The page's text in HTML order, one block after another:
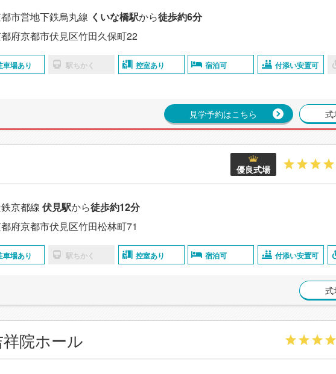
市営地下鉄烏丸線 くいな橋駅から徒歩約6分
府京都市伏見区竹田久保町22
車場あり 駅ちかく 控室あり 宿泊可 付添い安置可
見学予約はこちら 式
優良式場
京都線 伏見駅から徒歩約12分
府京都市伏見区竹田松林町71
車場あり 駅ちかく 控室あり 宿泊可 付添い安置可
式
院ホール